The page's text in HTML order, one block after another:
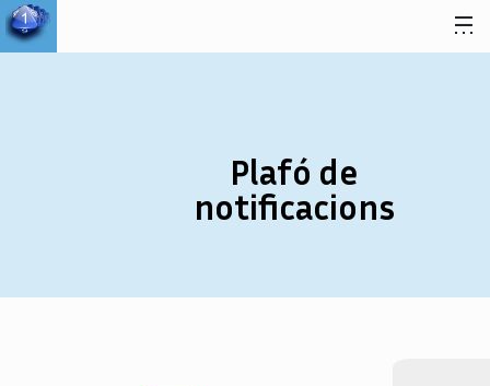
Salta al contingut
Plafó de
notificacions